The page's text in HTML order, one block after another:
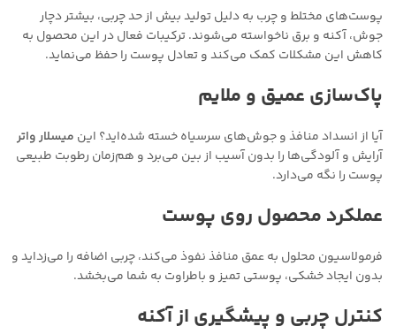
پوست‌های مختلط و چرب به دلیل تولید بیش از حد چربی، بیشتر دچار
جوش، آکنه و برق ناخواسته می‌شوند. ترکیبات فعال در این محصول به
کاهش این مشکلات کمک می‌کند و تعادل پوست را حفظ می‌نماید.
پاک‌سازی عمیق و ملایم
آیا از انسداد منافذ و جوش‌های سرسیاه خسته شده‌اید؟ این میسلار واتر
آرایش و آلودگی‌ها را بدون آسیب از بین می‌برد و هم‌زمان رطوبت طبیعی
پوست را نگه می‌دارد.
عملکرد محصول روی پوست
فرمولاسیون محلول به عمق منافذ نفوذ می‌کند، چربی اضافه را می‌زداید و
بدون ایجاد خشکی، پوستی تمیز و باطراوت به شما می‌بخشد.
کنترل چربی و پیشگیری از آکنه